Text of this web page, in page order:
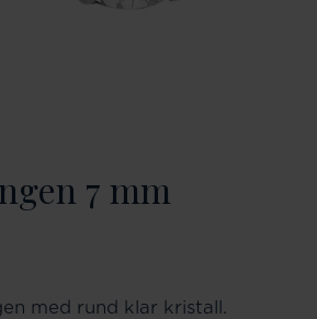
7 mm
med rund klar kristall.